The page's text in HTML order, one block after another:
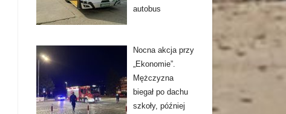
autobus
Nocna akcja przy
„Ekonomie”.
Mężczyzna
biegał po dachu
szkoły, później